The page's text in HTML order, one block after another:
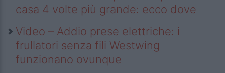
casa 4 volte più grande: ecco dove
Video – Addio prese elettriche: i
frullatori senza fili Westwing
funzionano ovunque